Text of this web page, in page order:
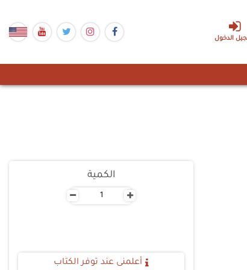
الدخول
الكمية
- +
أعلمنى عند توفر الكتاب